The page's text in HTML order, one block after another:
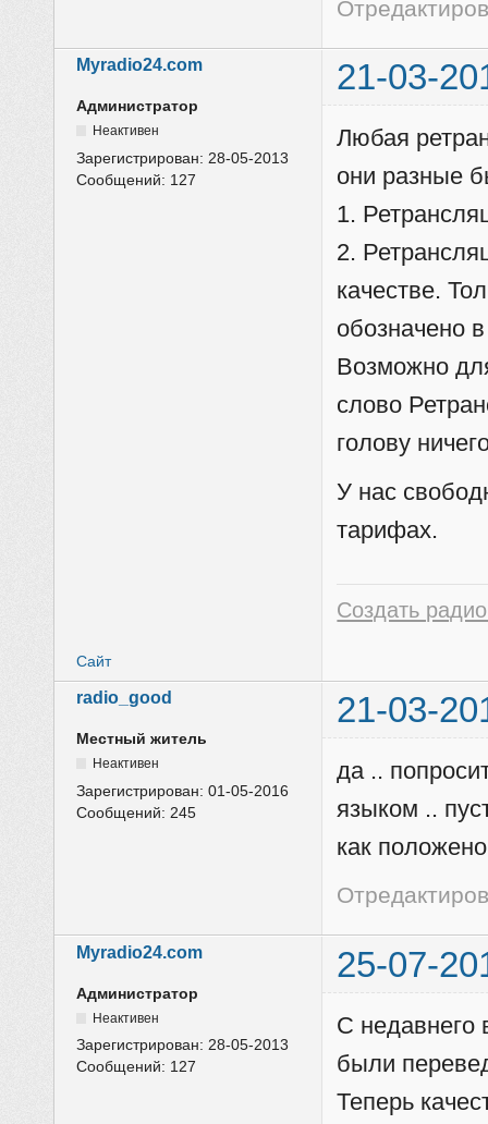
Myradio24.com 21-03-
Администратор
Неактивен
Зарегистрирован: 28-05-2013
Сообщений: 127
Любая
они разные
1.
2.
качестве.
обозначено
Возможно
слово
голову
У нас
тарифах.
Создать
Сайт
radio_good 21-03-
Местный житель
Неактивен
Зарегистрирован:01-05-2016
Сообщений: 245
да ..
языком ..
как
Myradio24.com 25-07-
Администратор
Неактивен
Зарегистрирован:28-05-2013
Сообщений: 127
С недавнего
были
Теперь